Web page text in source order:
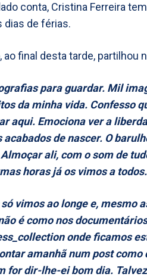
conta, Cristina Ferreira
dias de férias.
final desta tarde, partilhou
para guardar. Mil
da minha vida. Confesso
aqui. Emociona ver a
acabados de nascer. O
ali, com o som de
horas já os vimos a
vimos ao longe e, mesmo
é como nos
onde ficamos
amanhã num post
for dir-lhe-ei bom dia.